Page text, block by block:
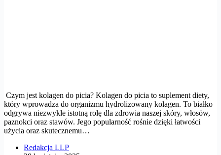
Czym jest kolagen do picia? Kolagen do picia to suplement diety,
który wprowadza do organizmu hydrolizowany kolagen. To białko
odgrywa niezwykle istotną rolę dla zdrowia naszej skóry, włosów,
paznokci oraz stawów. Jego popularność rośnie dzięki łatwości
użycia oraz skutecznemu…
Redakcja LLP